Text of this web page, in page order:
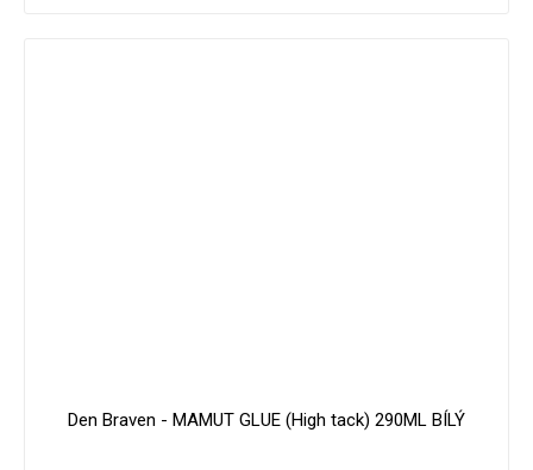
Den Braven - MAMUT GLUE (High tack) 290ML BÍLÝ